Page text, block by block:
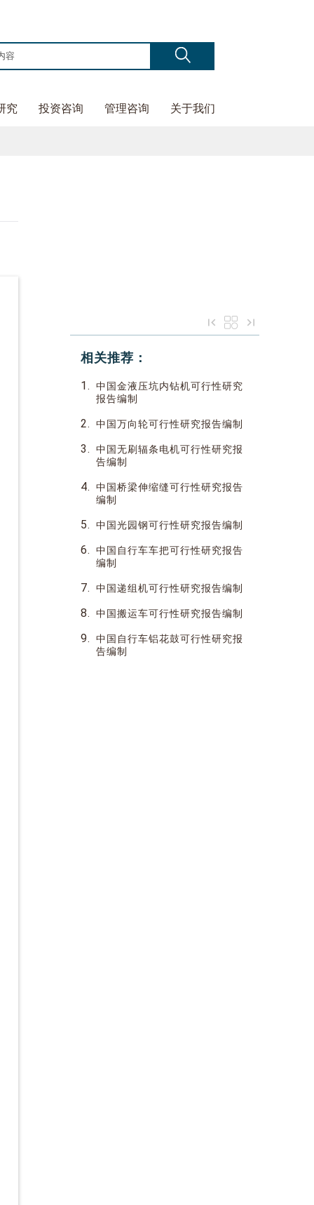
究 投资咨询 管理咨询 关于我们
相关推荐：
1.
中国金液压坑内钻机可行性研究
报告编制
2. 中国万向轮可行性研究报告编制
3.
中国无刷辐条电机可行性研究报
告编制
4.
中国桥梁伸缩缝可行性研究报告
编制
5. 中国光园钢可行性研究报告编制
6.
中国自行车车把可行性研究报告
编制
7. 中国递组机可行性研究报告编制
8. 中国搬运车可行性研究报告编制
9.
中国自行车铝花鼓可行性研究报
告编制